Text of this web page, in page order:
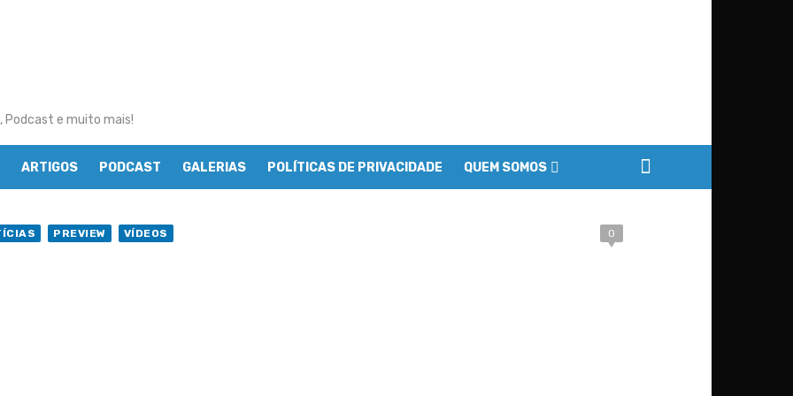
Podcast e muito mais!
ARTIGOS PODCAST GALERIAS POLÍTICAS DE PRIVACIDADE QUEM SOMOS
PREVIEW VÍDEOS 0